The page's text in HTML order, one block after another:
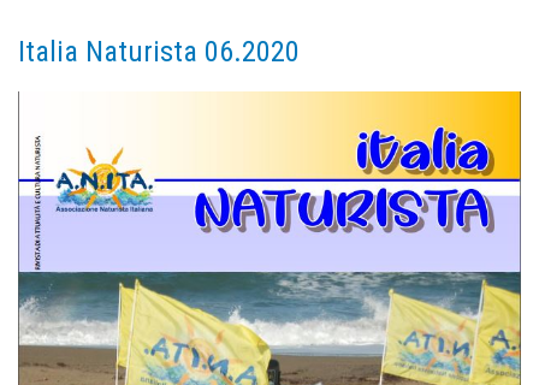
Italia Naturista 06.2020